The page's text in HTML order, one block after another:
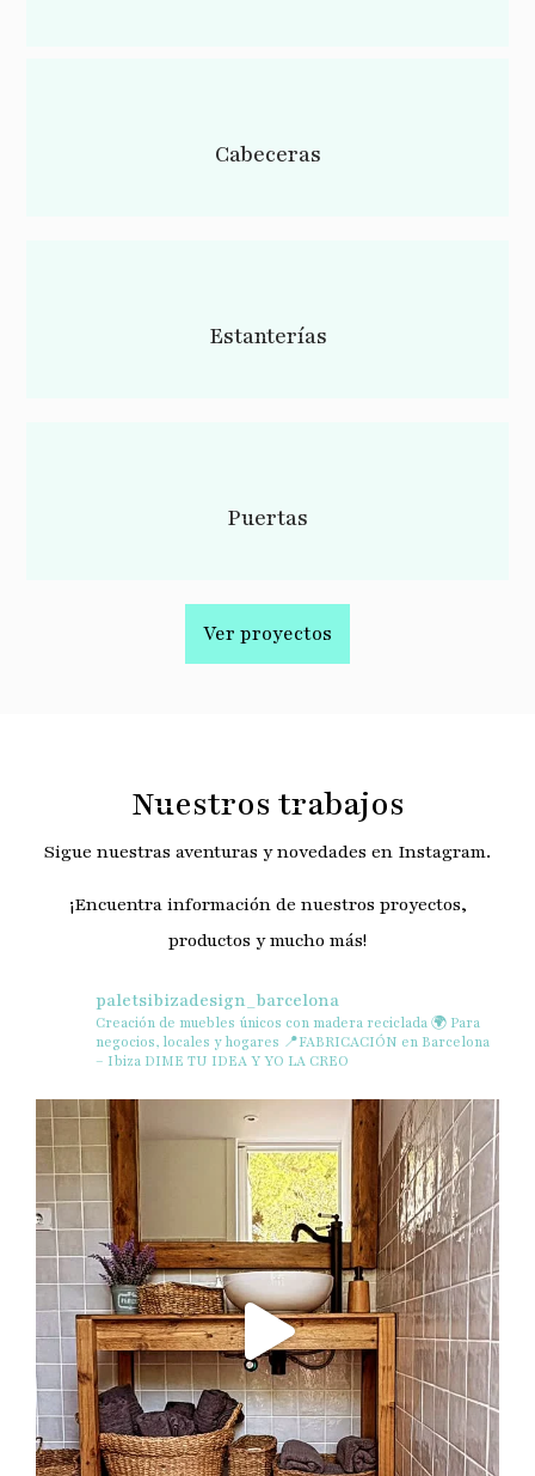
Cabeceras
Estanterías
Puertas
Ver proyectos
Nuestros trabajos
Sigue nuestras aventuras y novedades en Instagram.
¡Encuentra información de nuestros proyectos,
productos y mucho más!
paletsibizadesign_barcelona
Creación de muebles únicos con madera reciclada🌍 Para
negocios, locales y hogares 📍FABRICACIÓN en Barcelona
– Ibiza DIME TU IDEA Y YO LA CREO